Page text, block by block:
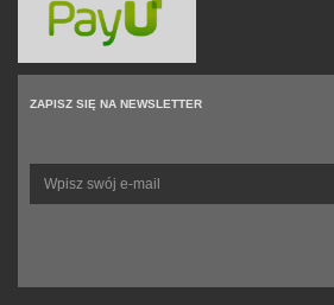
ZAPISZ SIĘ NA NEWSLETTER